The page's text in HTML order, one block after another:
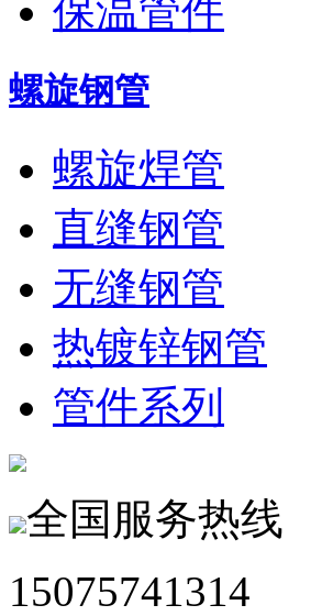
保温管件
螺旋钢管
螺旋焊管
直缝钢管
无缝钢管
热镀锌钢管
管件系列
全国服务热线
15075741314